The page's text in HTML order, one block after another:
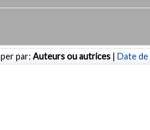
par: Auteurs ou autrices | Date de